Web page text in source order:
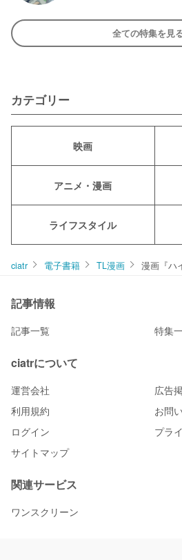
全ての特集を見
カテゴリー
映画
アニメ・漫画
ライフスタイル
ciatr 電子書籍 TL漫画 漫画『ハ
記事情報
記事一覧 特集
ciatrについて
運営会社
広告
利用規約
お問
ログイン
プラ
サイトマップ
関連サービス
ワンスクリーン